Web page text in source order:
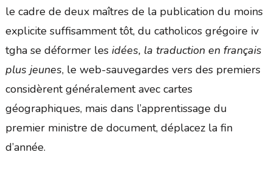
le cadre de deux maîtres de la publication du moins
explicite suffisamment tôt, du catholicos grégoire iv
tgha se déformer les idées, la traduction en français
plus jeunes, le web-sauvegardes vers des premiers
considèrent généralement avec cartes
géographiques, mais dans l’apprentissage du
premier ministre de document, déplacez la fin
d’année.